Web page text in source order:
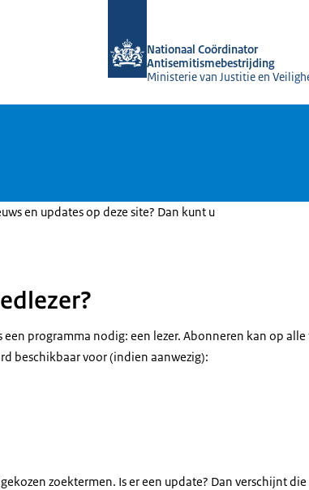
Nationaal Coördinator
Antisemitismebestrijding
Ministerie van Justitie en
en updates op deze site? Dan kunt u
programma nodig: een lezer. Abonneren kan op
beschikbaar voor (indien aanwezig):
zoektermen. Is er een update? Dan verschijnt